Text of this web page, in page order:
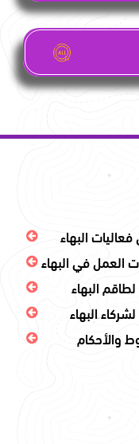
البهاء
العمل في البهاء
البهاء
البهاء
والأحكام